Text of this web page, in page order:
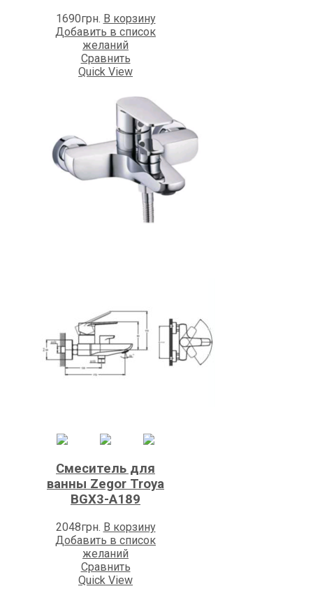
1690грн. В корзину
Добавить в список
желаний
Сравнить
Quick View
Смеситель для
ванны Zegor Troya
BGX3-A189
2048грн. В корзину
Добавить в список
желаний
Сравнить
Quick View